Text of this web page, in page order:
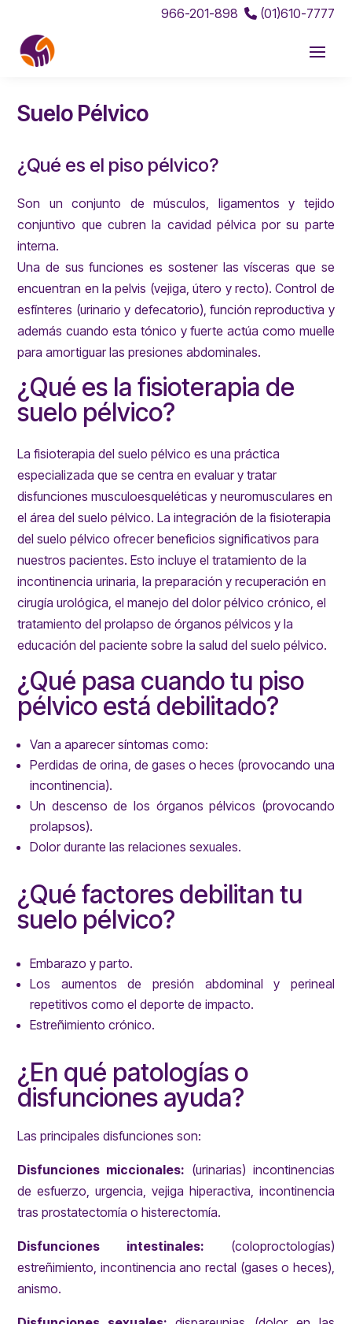
966-201-898 (01)610-7777
Suelo Pélvico
¿Qué es el piso pélvico?
Son un conjunto de músculos, ligamentos y tejido
conjuntivo que cubren la cavidad pélvica por su parte
interna.
Una de sus funciones es sostener las vísceras que se
encuentran en la pelvis (vejiga, útero y recto). Control de
esfínteres (urinario y defecatorio), función reproductiva y
además cuando esta tónico y fuerte actúa como muelle
para amortiguar las presiones abdominales.
¿Qué es la fisioterapia de
suelo pélvico?
La fisioterapia del suelo pélvico es una práctica
especializada que se centra en evaluar y tratar
disfunciones musculoesqueléticas y neuromusculares en
el área del suelo pélvico. La integración de la fisioterapia
del suelo pélvico ofrecer beneficios significativos para
nuestros pacientes. Esto incluye el tratamiento de la
incontinencia urinaria, la preparación y recuperación en
cirugía urológica, el manejo del dolor pélvico crónico, el
tratamiento del prolapso de órganos pélvicos y la
educación del paciente sobre la salud del suelo pélvico.
¿Qué pasa cuando tu piso
pélvico está debilitado?
Van a aparecer síntomas como:
Perdidas de orina, de gases o heces (provocando una
incontinencia).
Un descenso de los órganos pélvicos (provocando
prolapsos).
Dolor durante las relaciones sexuales.
¿Qué factores debilitan tu
suelo pélvico?
Embarazo y parto.
Los aumentos de presión abdominal y perineal
repetitivos como el deporte de impacto.
Estreñimiento crónico.
¿En qué patologías o
disfunciones ayuda?
Las principales disfunciones son:
Disfunciones miccionales: (urinarias) incontinencias
de esfuerzo, urgencia, vejiga hiperactiva, incontinencia
tras prostatectomía o histerectomía.
Disfunciones intestinales: (coloproctologías)
estreñimiento, incontinencia ano rectal (gases o heces),
anismo.